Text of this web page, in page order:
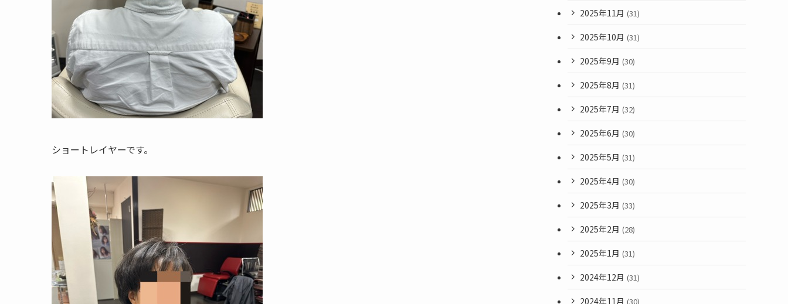
ショートレイヤーです。
2025年11月 (31)
2025年10月 (31)
2025年9月 (30)
2025年8月 (31)
2025年7月 (32)
2025年6月 (30)
2025年5月 (31)
2025年4月 (30)
2025年3月 (33)
2025年2月 (28)
2025年1月 (31)
2024年12月 (31)
2024年11月 (30)